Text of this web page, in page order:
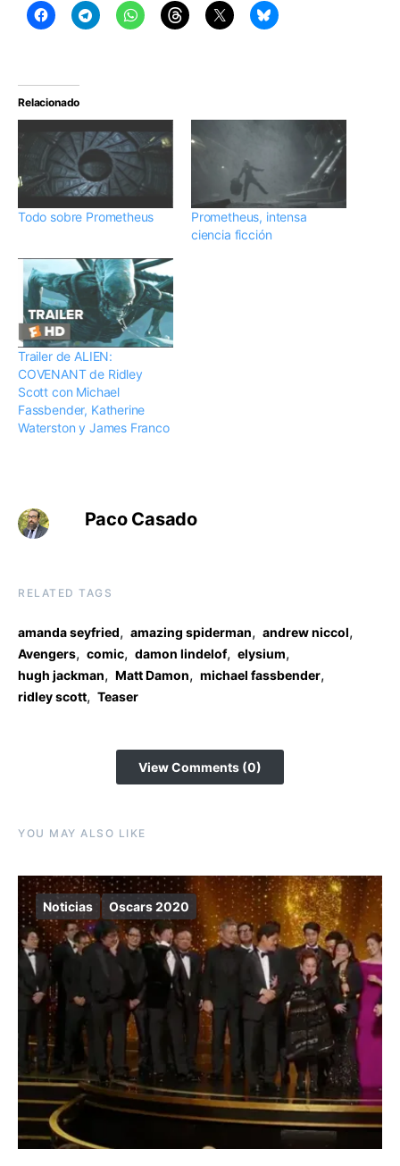
Relacionado
Todo sobre Prometheus
Prometheus, intensa
ciencia ficción
Trailer de ALIEN:
COVENANT de Ridley
Scott con Michael
Fassbender, Katherine
Waterston y James Franco
Paco Casado
RELATED TAGS
amanda seyfried, amazing spiderman, andrew niccol,
Avengers, comic, damon lindelof, elysium,
hugh jackman, Matt Damon, michael fassbender,
ridley scott, Teaser
View Comments (0)
YOU MAY ALSO LIKE
Noticias Oscars 2020